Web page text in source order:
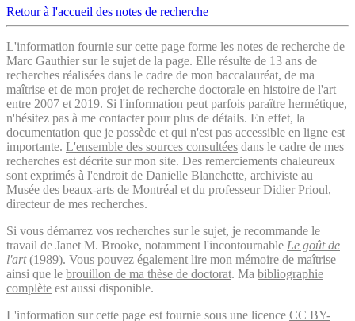
Retour à l'accueil des notes de recherche
L'information fournie sur cette page forme les notes de recherche de
Marc Gauthier sur le sujet de la page. Elle résulte de 13 ans de
recherches réalisées dans le cadre de mon baccalauréat, de ma
maîtrise et de mon projet de recherche doctorale en histoire de l'art
entre 2007 et 2019. Si l'information peut parfois paraître hermétique,
n'hésitez pas à me contacter pour plus de détails. En effet, la
documentation que je possède et qui n'est pas accessible en ligne est
importante. L'ensemble des sources consultées dans le cadre de mes
recherches est décrite sur mon site. Des remerciements chaleureux
sont exprimés à l'endroit de Danielle Blanchette, archiviste au
Musée des beaux-arts de Montréal et du professeur Didier Prioul,
directeur de mes recherches.
Si vous démarrez vos recherches sur le sujet, je recommande le
travail de Janet M. Brooke, notamment l'incontournable Le goût de
l'art(1989). Vous pouvez également lire mon mémoire de maîtrise
ainsi que le brouillon de ma thèse de doctorat. Ma bibliographie
complète est aussi disponible.
L'information sur cette page est fournie sous une licence CC BY-